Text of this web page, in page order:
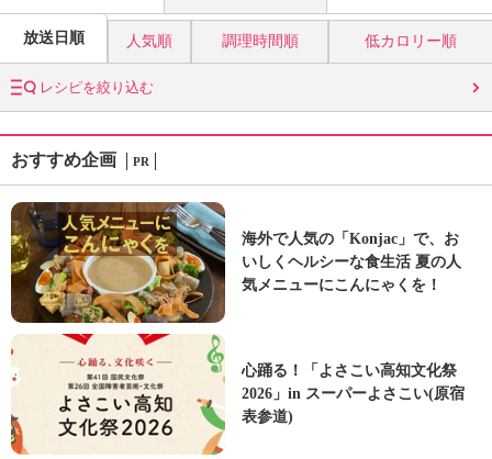
放送日順 人気順 調理時間順 低カロリー順
レシピを絞り込む
おすすめ企画 PR
海外で人気の「Konjac」で、お
いしくヘルシーな食生活 夏の人
気メニューにこんにゃくを！
心踊る！「よさこい高知文化祭
2026」in スーパーよさこい(原宿
表参道)